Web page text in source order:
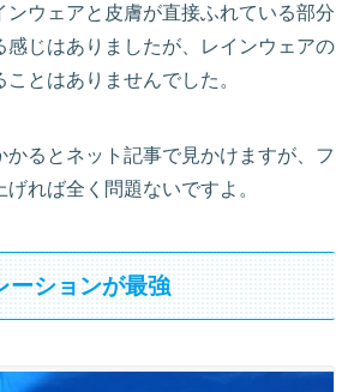
ンウェアと皮膚が直接ふれている部分
感じはありましたが、レインウェアの
とはありませんでした。
かるとネット記事で見かけますが、フ
れば全く問題ないですよ。
ーションが最強